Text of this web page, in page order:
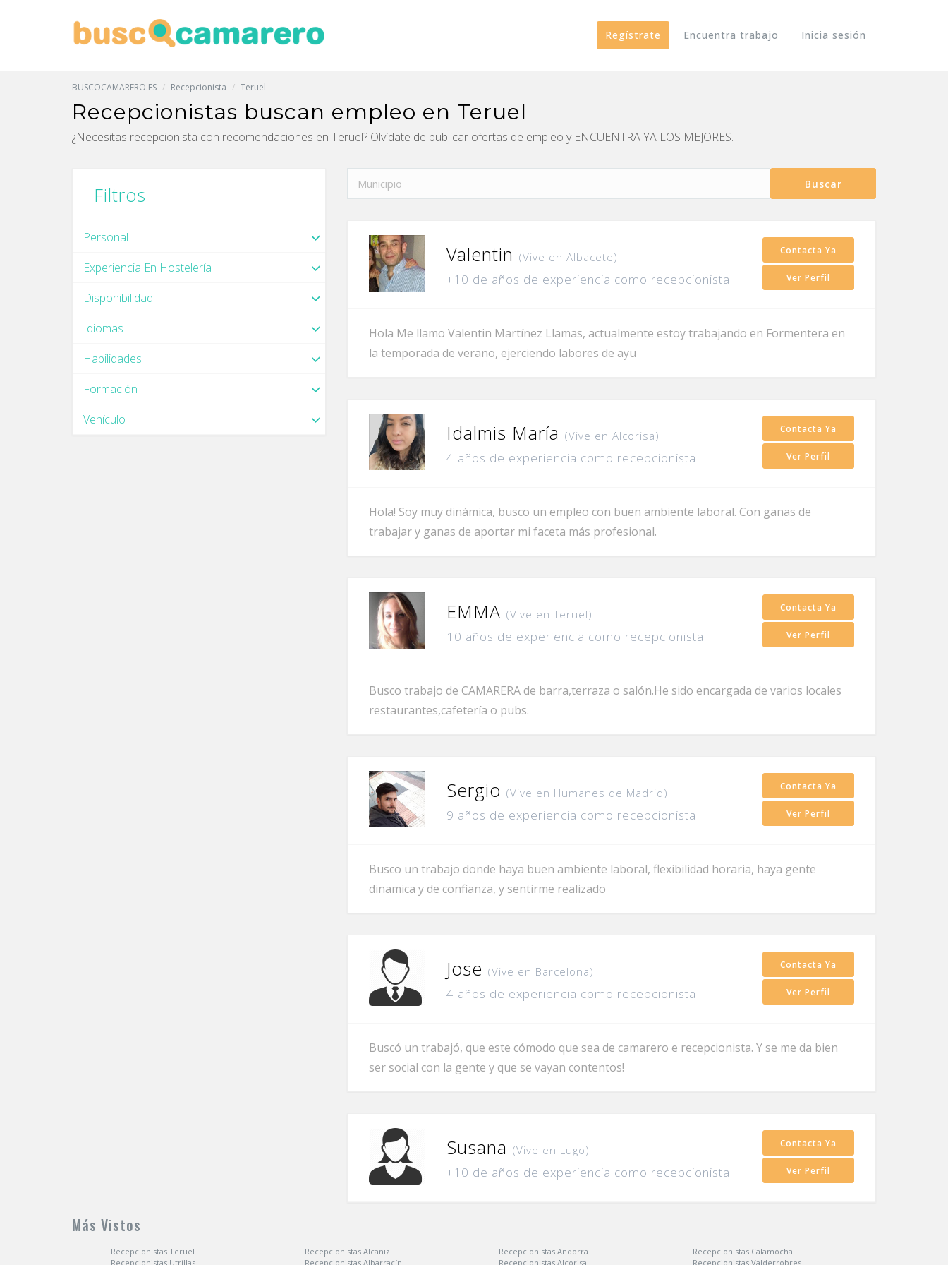
Regístrate Encuentra trabajo Inicia sesión
BUSCOCAMARERO.ES Recepcionista Teruel
Recepcionistas buscan empleo en Teruel
¿Necesitas recepcionista con recomendaciones en Teruel? Olvídate de publicar ofertas de empleo y ENCUENTRA YA LOS MEJORES.
Filtros
Personal
Experiencia En Hostelería
Disponibilidad
Idiomas
Habilidades
Formación
Vehículo
Buscar
Valentin (Vive en Albacete)
+10 de años de experiencia como recepcionista
Contacta Ya
Ver Perfil
Hola Me llamo Valentin Martínez Llamas, actualmente estoy trabajando en Formentera en
la temporada de verano, ejerciendo labores de ayu
Idalmis María (Vive en Alcorisa)
4 años de experiencia como recepcionista
Contacta Ya
Ver Perfil
Hola! Soy muy dinámica, busco un empleo con buen ambiente laboral. Con ganas de
trabajar y ganas de aportar mi faceta más profesional.
EMMA (Vive en Teruel)
10 años de experiencia como recepcionista
Contacta Ya
Ver Perfil
Busco trabajo de CAMARERA de barra,terraza o salón.He sido encargada de varios locales
restaurantes,cafetería o pubs.
Sergio (Vive en Humanes de Madrid)
9 años de experiencia como recepcionista
Contacta Ya
Ver Perfil
Busco un trabajo donde haya buen ambiente laboral, flexibilidad horaria, haya gente
dinamica y de confianza, y sentirme realizado
Jose (Vive en Barcelona)
4 años de experiencia como recepcionista
Contacta Ya
Ver Perfil
Buscó un trabajó, que este cómodo que sea de camarero e recepcionista. Y se me da bien
ser social con la gente y que se vayan contentos!
Susana (Vive en Lugo)
+10 de años de experiencia como recepcionista
Contacta Ya
Ver Perfil
Más Vistos
Recepcionistas Teruel Recepcionistas Alcañiz Recepcionistas Andorra
Recepcionistas Calamocha
Recepcionistas Utrillas
Recepcionistas Albarracín Recepcionistas Alcorisa
Recepcionistas Valderrobres